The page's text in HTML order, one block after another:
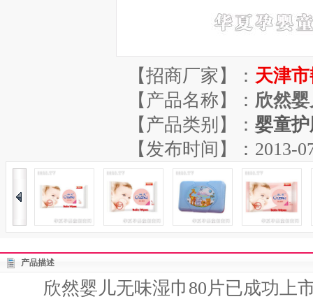
【招商厂家】： 天津
【产品名称】： 欣然
【产品类别】： 婴童
【发布时间】：2013-
产品描述
欣然婴儿无味湿巾80片已成功上